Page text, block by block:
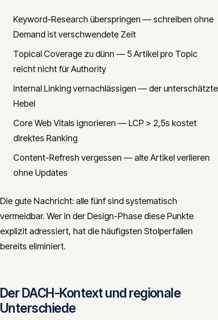
Keyword-Research überspringen — schreiben ohne
Demand ist verschwendete Zeit
Topical Coverage zu dünn — 5 Artikel pro Topic
reicht nicht für Authority
Internal Linking vernachlässigen — der unterschätzte
Hebel
Core Web Vitals ignorieren — LCP > 2,5s kostet
direktes Ranking
Content-Refresh vergessen — alte Artikel verlieren
ohne Updates
Die gute Nachricht: alle fünf sind systematisch
vermeidbar. Wer in der Design-Phase diese Punkte
explizit adressiert, hat die häufigsten Stolperfallen
bereits eliminiert.
Der DACH-Kontext und regionale
Unterschiede